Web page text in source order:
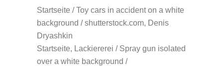
Startseite / Toy cars in accident on a white
background / shutterstock.com, Denis
Dryashkin
Startseite, Lackiererei / Spray gun isolated
over a white background /